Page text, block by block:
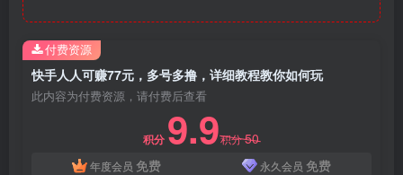
快手人人可赚77元，多号多撸，详细教程教你如何玩
此内容为付费资源，请付费后查看
积分 9.9积分50
年度会员 免费 永久会员 免费
付费资源